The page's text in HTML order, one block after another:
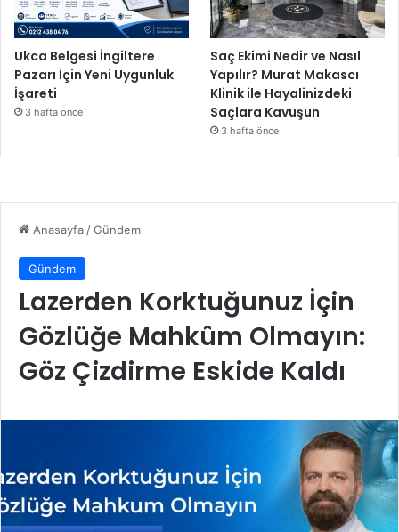
Ukca Belgesi İngiltere
Pazarı İçin Yeni Uygunluk
İşareti
3 hafta önce
Saç Ekimi Nedir ve Nasıl
Yapılır? Murat Makascı
Klinik ile Hayalinizdeki
Saçlara Kavuşun
3 hafta önce